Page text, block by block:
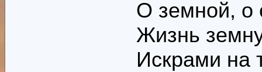
О земной, о
Жизнь
Искрами на